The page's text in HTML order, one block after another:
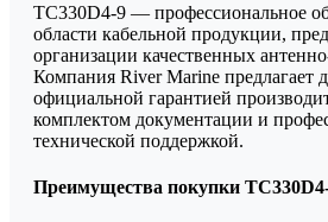
TC330D4-9 — профессиональное
области кабельной продукции,
организации качественных
Компания River Marine предлагает
официальной гарантией
комплектом документации и
технической поддержкой.
Преимущества покупки